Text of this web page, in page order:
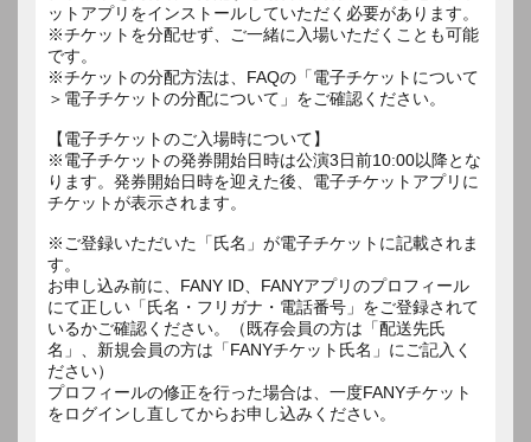
ットアプリをインストールしていただく必要があります。
※チケットを分配せず、ご一緒に入場いただくことも可能
です。
※チケットの分配方法は、FAQの「電子チケットについて
＞電子チケットの分配について」をご確認ください。
【電子チケットのご入場時について】
※電子チケットの発券開始日時は公演3日前10:00以降とな
ります。発券開始日時を迎えた後、電子チケットアプリに
チケットが表示されます。
※ご登録いただいた「氏名」が電子チケットに記載されま
す。
お申し込み前に、FANY ID、FANYアプリのプロフィール
にて正しい「氏名・フリガナ・電話番号」をご登録されて
いるかご確認ください。（既存会員の方は「配送先氏
名」、新規会員の方は「FANYチケット氏名」にご記入く
ださい）
プロフィールの修正を行った場合は、一度FANYチケット
をログインし直してからお申し込みください。